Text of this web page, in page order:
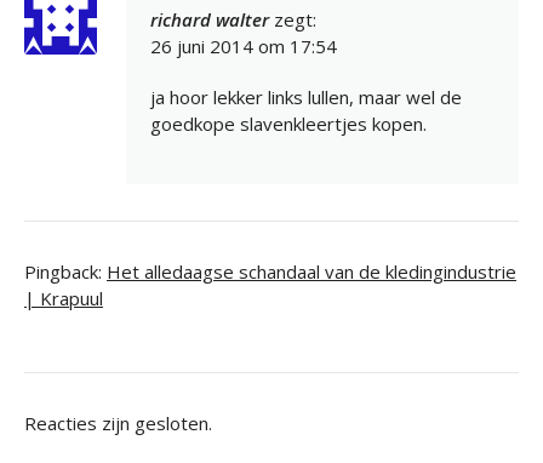
richard walter zegt:
26 juni 2014 om 17:54
ja hoor lekker links lullen, maar wel de
goedkope slavenkleertjes kopen.
Pingback: Het alledaagse schandaal van de kledingindustrie
| Krapuul
Reacties zijn gesloten.